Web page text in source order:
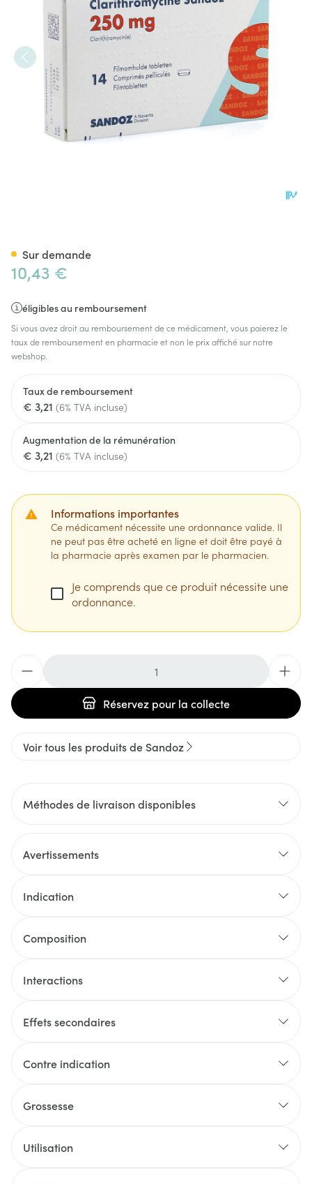
10,43 €
éligibles au remboursement
Si vous avez droit au remboursement de ce médicament, vous paierez le
taux de remboursement en pharmacie et non le prix affiché sur notre
webshop.
Taux de remboursement
€ 3,21 (6% TVA incluse)
Augmentation de la rémunération
€ 3,21 (6% TVA incluse)
Informations importantes
Ce médicament nécessite une ordonnance valide. Il
ne peut pas être acheté en ligne et doit être payé à
la pharmacie après examen par le pharmacien.
Je comprends que ce produit nécessite une
ordonnance.
Réservez pour la collecte
Sur demande
Voir tous les produits de Sandoz
Méthodes de livraison disponibles
Avertissements
Indication
Composition
Interactions
Effets secondaires
Contre indication
Grossesse
Utilisation